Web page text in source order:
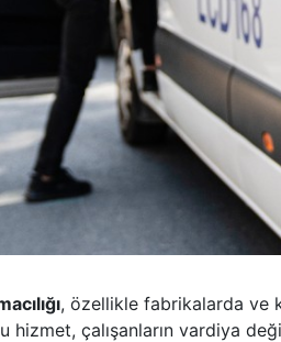
, özellikle fabrikalarda ve
hizmet, çalışanların vardiya